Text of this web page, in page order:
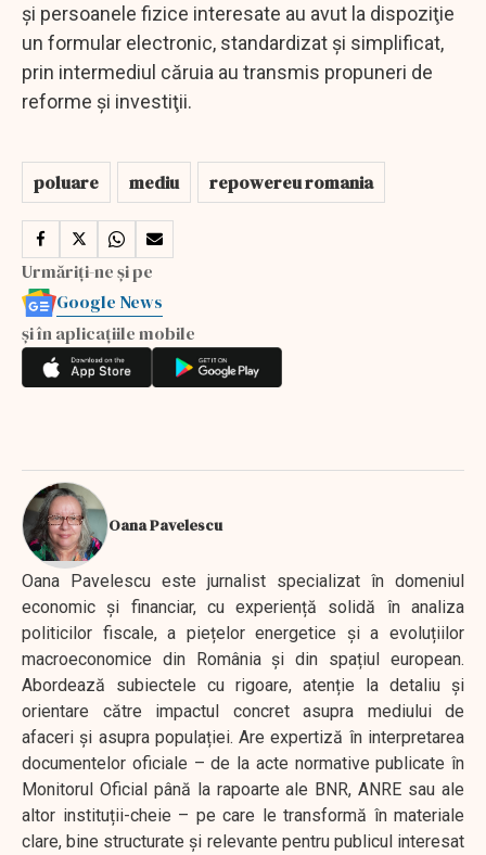
şi persoanele fizice interesate au avut la dispoziţie
un formular electronic, standardizat şi simplificat,
prin intermediul căruia au transmis propuneri de
reforme şi investiţii.
poluare mediu repowereu romania
Urmăriți-ne și pe
Google News
și în aplicațiile mobile
Oana Pavelescu
Oana Pavelescu este jurnalist specializat în domeniul
economic și financiar, cu experiență solidă în analiza
politicilor fiscale, a piețelor energetice și a evoluțiilor
macroeconomice din România și din spațiul european.
Abordează subiectele cu rigoare, atenție la detaliu și
orientare către impactul concret asupra mediului de
afaceri și asupra populației. Are expertiză în interpretarea
documentelor oficiale – de la acte normative publicate în
Monitorul Oficial până la rapoarte ale BNR, ANRE sau ale
altor instituții-cheie – pe care le transformă în materiale
clare, bine structurate și relevante pentru publicul interesat